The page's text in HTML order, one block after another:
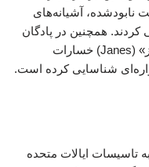
آشیانه‌های
کردند. همچنین در پادگان
عریفجان، شرکت اطلاعات دفاعی «جینز» (Janes) خسارات
شناسایی کرده است.
تاسیسات ایالات متحده